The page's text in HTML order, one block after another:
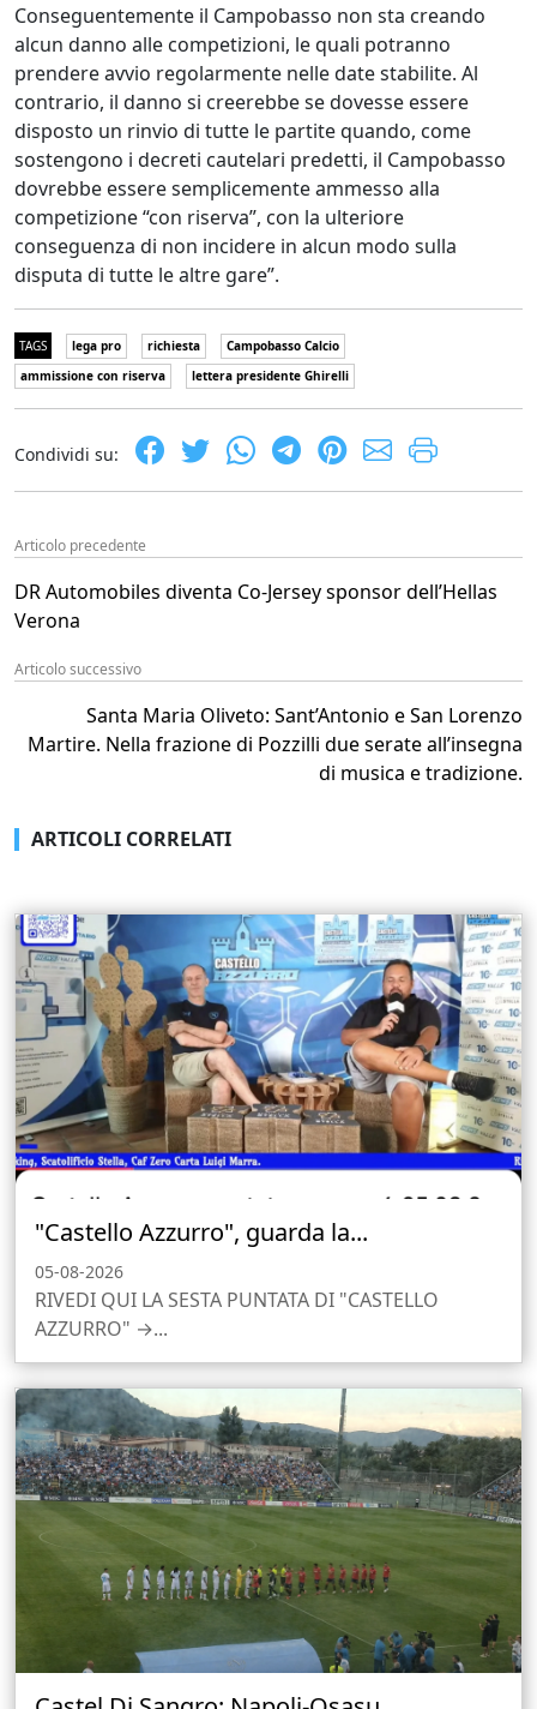
Conseguentemente il Campobasso non sta creando
alcun danno alle competizioni, le quali potranno
prendere avvio regolarmente nelle date stabilite. Al
contrario, il danno si creerebbe se dovesse essere
disposto un rinvio di tutte le partite quando, come
sostengono i decreti cautelari predetti, il Campobasso
dovrebbe essere semplicemente ammesso alla
competizione “con riserva”, con la ulteriore
conseguenza di non incidere in alcun modo sulla
disputa di tutte le altre gare”.
TAGS lega pro richiesta
Campobasso Calcio
ammissione con riserva
lettera presidente Ghirelli
Condividi su:
Articolo precedente
DR Automobiles diventa Co-Jersey sponsor dell’Hellas
Verona
Articolo successivo
Santa Maria Oliveto: Sant’Antonio e San Lorenzo
Martire. Nella frazione di Pozzilli due serate all’insegna
di musica e tradizione.
ARTICOLI CORRELATI
"Castello Azzurro", guarda la...
05-08-2026
RIVEDI QUI LA SESTA PUNTATA DI "CASTELLO
AZZURRO" →...